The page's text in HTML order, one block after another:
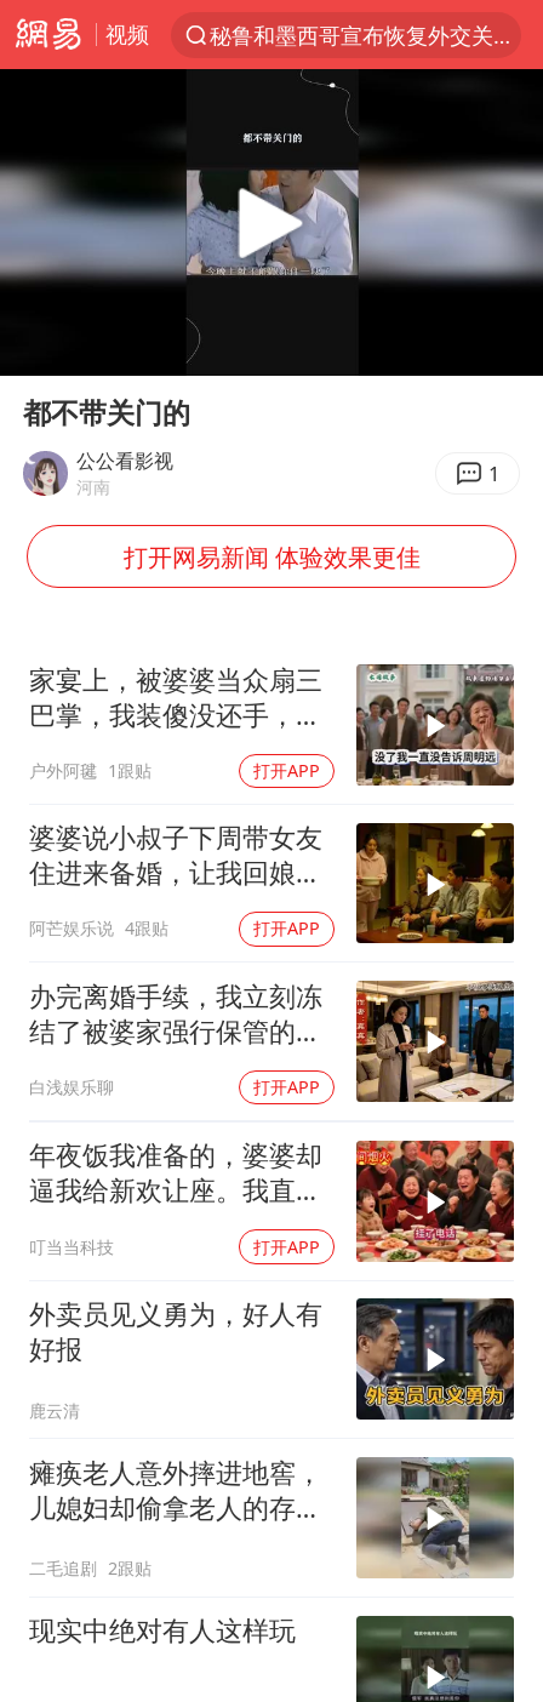
视频
秘鲁和墨西哥宣布恢复外交关系
老中医：立秋后养心是关键
中医教你一招提升气血
中巨芯：上半年归母净利润1405.77万元
欧阳娜娜窦靖童好搭
国防部：坚决反制任何闹海挑衅图谋
U17国足点球大战淘汰河床晋级决赛
“今天得有40℃了吧 为啥还不预警”
“新疆阿勒泰八月能滑雪”不实
夯实基础开新局
Play
都不带关门的
公公看影视
河南 1
打开网易新闻 体验效果更佳
家宴上，被婆婆当众扇三
巴掌，我装傻没还手，悄
悄卖别墅搬家，8天后丈
夫全家10人被新户主请出
家门
户外阿毽 1跟贴 打开APP
婆婆说小叔子下周带女友
住进来备婚，让我回娘家
阿芒娱乐说 4跟贴 打开APP
办完离婚手续，我立刻冻
结了被婆家强行保管的工
白浅娱乐聊 打开APP
年夜饭我准备的，婆婆却
逼我给新欢让座。我直接
离开，半小时后全家哭着
求我回去
叮当当科技 打开APP
外卖员见义勇为，好人有
好报
鹿云清
瘫痪老人意外摔进地窖，
儿媳妇却偷拿老人的存折
二毛追剧 2跟贴
现实中绝对有人这样玩